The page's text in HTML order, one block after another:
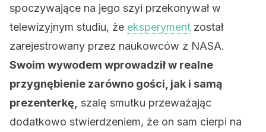
spoczywające na jego szyi przekonywał w
telewizyjnym studiu, że eksperyment został
zarejestrowany przez naukowców z NASA.
Swoim wywodem wprowadził w realne
przygnębienie zarówno gości, jak i samą
prezenterkę, szalę smutku przeważając
dodatkowo stwierdzeniem, że on sam cierpi na